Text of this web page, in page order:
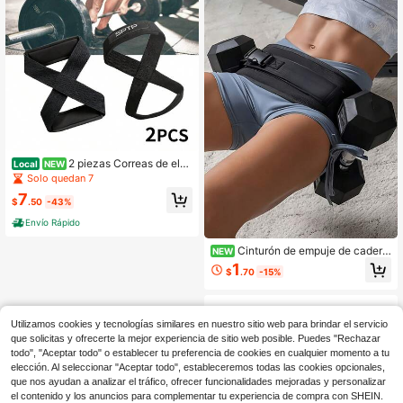
Local NEW 2 piezas Correas de ele
vación, Correas de levantamiento d
e pesas Correa de muñeca muerta
para dominadas, levantamiento de
en el gimnasio, entrenamiento de fu
Solo quedan 7
$7.50 -43%
Envío Rápido
entrenamiento de fitness y deportes
NEW Cinturón de empuje de cadera
para ejercicio con mancuernas, corr
ea de empuje de cadera engrosada
bres y mujeres, entrenamientos en
gimnasio o en casa, ejercicio de pu
ente de cadera y glúteos, accesorio
s de gimnasio
$1 .70 -15%
Utilizamos cookies y tecnologías similares en nuestro sitio web para brindar el servicio
que solicitas y ofrecerte la mejor experiencia de sitio web posible. Puedes "Rechazar
todo", "Aceptar todo" o establecer tu preferencia de cookies en cualquier momento a tu
elección. Al seleccionar "Aceptar todo", estableceremos todas las cookies opcionales,
que nos ayudan a analizar el tráfico, ofrecer funcionalidades mejoradas y personalizar
el contenido y los anuncios para complementar tu experiencia de compra con SHEIN.